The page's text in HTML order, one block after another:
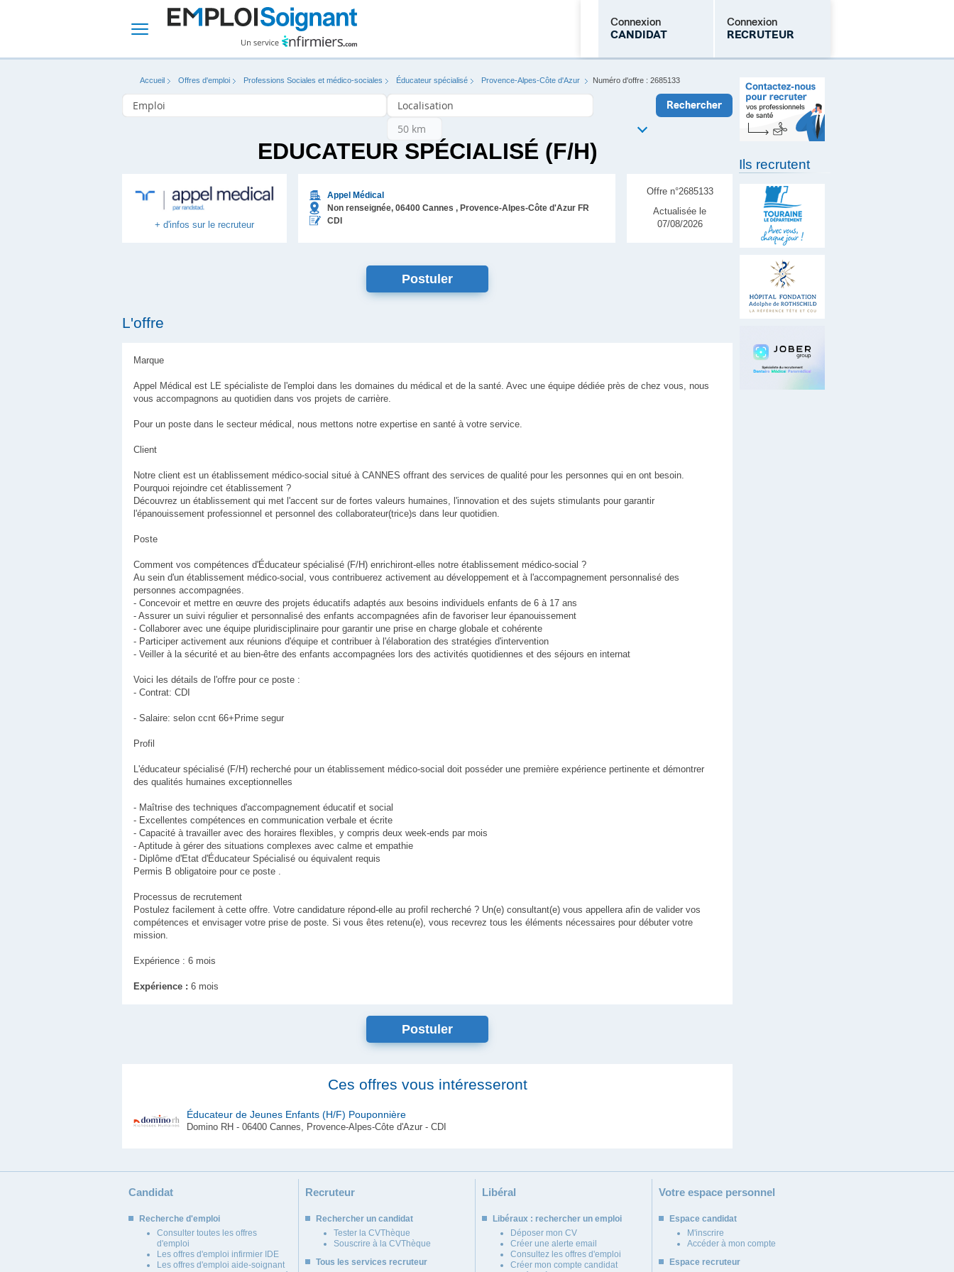
Connexion
CANDIDAT
Connexion
RECRUTEUR
Mot de passe oublié
Accueil Offres d'emploi Professions Sociales et médico-sociales Éducateur spécialisé Provence-Alpes-Côte d'Azur Numéro d'offre : 2685133
EDUCATEUR SPÉCIALISÉ (F/H)
+ d'infos sur le recruteur
Appel Médical
Non renseignée, 06400 Cannes , Provence-Alpes-Côte d'Azur FR
CDI
Offre n°2685133
Actualisée le
07/08/2026
L'offre
Marque
Appel Médical est LE spécialiste de l'emploi dans les domaines du médical et de la santé. Avec une équipe dédiée près de chez vous, nous
vous accompagnons au quotidien dans vos projets de carrière.
Pour un poste dans le secteur médical, nous mettons notre expertise en santé à votre service.
Client
Notre client est un établissement médico-social situé à CANNES offrant des services de qualité pour les personnes qui en ont besoin.
Pourquoi rejoindre cet établissement ?
Découvrez un établissement qui met l'accent sur de fortes valeurs humaines, l'innovation et des sujets stimulants pour garantir
l'épanouissement professionnel et personnel des collaborateur(trice)s dans leur quotidien.
Poste
Comment vos compétences d'Éducateur spécialisé (F/H) enrichiront-elles notre établissement médico-social ?
Au sein d'un établissement médico-social, vous contribuerez activement au développement et à l'accompagnement personnalisé des
personnes accompagnées.
- Concevoir et mettre en œuvre des projets éducatifs adaptés aux besoins individuels enfants de 6 à 17 ans
- Assurer un suivi régulier et personnalisé des enfants accompagnées afin de favoriser leur épanouissement
- Collaborer avec une équipe pluridisciplinaire pour garantir une prise en charge globale et cohérente
- Participer activement aux réunions d'équipe et contribuer à l'élaboration des stratégies d'intervention
- Veiller à la sécurité et au bien-être des enfants accompagnées lors des activités quotidiennes et des séjours en internat
Voici les détails de l'offre pour ce poste :
- Contrat: CDI
- Salaire: selon ccnt 66+Prime segur
Profil
L'éducateur spécialisé (F/H) recherché pour un établissement médico-social doit posséder une première expérience pertinente et démontrer
des qualités humaines exceptionnelles
- Maîtrise des techniques d'accompagnement éducatif et social
- Excellentes compétences en communication verbale et écrite
- Capacité à travailler avec des horaires flexibles, y compris deux week-ends par mois
- Aptitude à gérer des situations complexes avec calme et empathie
- Diplôme d'Etat d'Éducateur Spécialisé ou équivalent requis
Permis B obligatoire pour ce poste .
Processus de recrutement
Postulez facilement à cette offre. Votre candidature répond-elle au profil recherché ? Un(e) consultant(e) vous appellera afin de valider vos
compétences et envisager votre prise de poste. Si vous êtes retenu(e), vous recevrez tous les éléments nécessaires pour débuter votre
mission.
Expérience : 6 mois
Expérience : 6 mois
Ces offres vous intéresseront
Éducateur de Jeunes Enfants (H/F) Pouponnière
Domino RH - 06400 Cannes, Provence-Alpes-Côte d'Azur - CDI
Ils recrutent
Candidat
Recherche d'emploi
Consulter toutes les offres
d'emploi
Les offres d'emploi infirmier IDE
Les offres d'emploi aide-soignant
Recruteur
Rechercher un candidat
Tester la CVThèque
Souscrire à la CVThèque
Tous les services recruteur
Libéral
Libéraux : rechercher un emploi
Déposer mon CV
Créer une alerte email
Consultez les offres d'emploi
Créer mon compte candidat
Votre espace personnel
Espace candidat
M'inscrire
Accéder à mon compte
Espace recruteur